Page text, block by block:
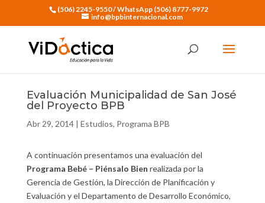
(506) 2245-9550 / WhatsApp (506) 8777-9972
info@bpbinternacional.com
Evaluación Municipalidad de San José
del Proyecto BPB
Abr 29, 2014| Estudios, Programa BPB
A continuación presentamos una evaluación del
Programa Bebé – Piénsalo Bien realizada por la
Gerencia de Gestión, la Dirección de Planificación y
Evaluación y el Departamento de Desarrollo Económico,